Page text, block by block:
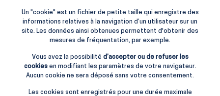
Un "cookie" est un fichier de petite taille qui enregistre des
informations relatives à la navigation d’un utilisateur sur un
site. Les données ainsi obtenues permettent d'obtenir des
mesures de fréquentation, par exemple.
Vous avez la possibilité d’accepter ou de refuser les
cookiesen modifiant les paramètres de votre navigateur.
Aucun cookie ne sera déposé sans votre consentement.
Les cookies sont enregistrés pour une durée maximale